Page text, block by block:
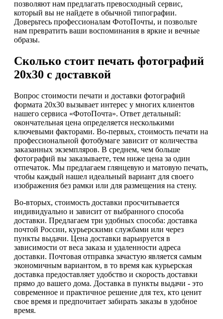
позволяют нам предлагать превосходный сервис,
который вы не найдете в обычной типографии.
Доверьтесь профессионалам ФотоПочты, и позвольте
нам превратить ваши воспоминания в яркие и вечные
образы.
Сколько стоит печать фотографий
20х30 с доставкой
Вопрос стоимости печати и доставки фотографий
формата 20х30 вызывает интерес у многих клиентов
нашего сервиса «ФотоПочта». Ответ детальный:
окончательная цена определяется несколькими
ключевыми факторами. Во-первых, стоимость печати на
профессиональной фотобумаге зависит от количества
заказанных экземпляров. В среднем, чем больше
фотографий вы заказываете, тем ниже цена за один
отпечаток. Мы предлагаем глянцевую и матовую печать,
чтобы каждый нашел идеальный вариант для своего
изображения без рамки или для размещения на стену.
Во-вторых, стоимость доставки просчитывается
индивидуально и зависит от выбранного способа
доставки. Предлагаем три удобных способа: доставка
почтой России, курьерскими службами или через
пункты выдачи. Цена доставки варьируется в
зависимости от веса заказа и удаленности адреса
доставки. Почтовая отправка зачастую является самым
экономичным вариантом, в то время как курьерская
доставка предоставляет удобство и скорость доставки
прямо до вашего дома. Доставка в пункты выдачи - это
современное и практичное решение для тех, кто ценит
свое время и предпочитает забирать заказы в удобное
время.